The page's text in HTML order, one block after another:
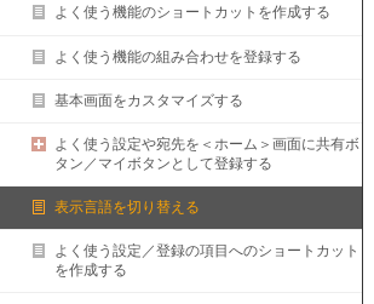
よく使う機能のショートカットを作成する
よく使う機能の組み合わせを登録する
基本画面をカスタマイズする
よく使う設定や宛先を＜ホーム＞画面に共有ボ
タン／マイボタンとして登録する
表示言語を切り替える
よく使う設定／登録の項目へのショートカット
を作成する